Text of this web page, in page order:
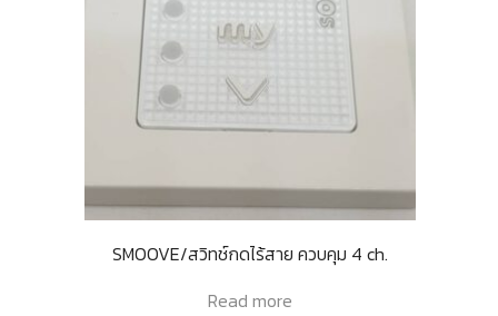
SMOOVE/สวิทช์กดไร้สาย ควบคุม 4 ch.
Read more